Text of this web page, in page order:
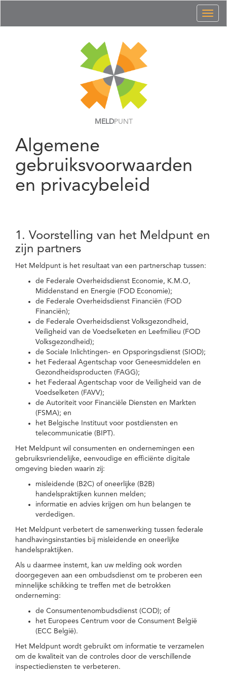
MELDPUNT
Algemene
gebruiksvoorwaarden
en privacybeleid
1. Voorstelling van het Meldpunt en
zijn partners
Het Meldpunt is het resultaat van een partnerschap tussen:
de Federale Overheidsdienst Economie, K.M.O,
Middenstand en Energie (FOD Economie);
de Federale Overheidsdienst Financiën (FOD
Financiën);
de Federale Overheidsdienst Volksgezondheid,
Veiligheid van de Voedselketen en Leefmilieu (FOD
Volksgezondheid);
de Sociale Inlichtingen- en Opsporingsdienst (SIOD);
het Federaal Agentschap voor Geneesmiddelen en
Gezondheidsproducten (FAGG);
het Federaal Agentschap voor de Veiligheid van de
Voedselketen (FAVV);
de Autoriteit voor Financiële Diensten en Markten
(FSMA); en
het Belgische Instituut voor postdiensten en
telecommunicatie (BIPT).
Het Meldpunt wil consumenten en ondernemingen een
gebruiksvriendelijke, eenvoudige en efficiënte digitale
omgeving bieden waarin zij:
misleidende (B2C) of oneerlijke (B2B)
handelspraktijken kunnen melden;
informatie en advies krijgen om hun belangen te
verdedigen.
Het Meldpunt verbetert de samenwerking tussen federale
handhavingsinstanties bij misleidende en oneerlijke
handelspraktijken.
Als u daarmee instemt, kan uw melding ook worden
doorgegeven aan een ombudsdienst om te proberen een
minnelijke schikking te treffen met de betrokken
onderneming:
de Consumentenombudsdienst (COD); of
het Europees Centrum voor de Consument België
(ECC België).
Het Meldpunt wordt gebruikt om informatie te verzamelen
om de kwaliteit van de controles door de verschillende
inspectiediensten te verbeteren.